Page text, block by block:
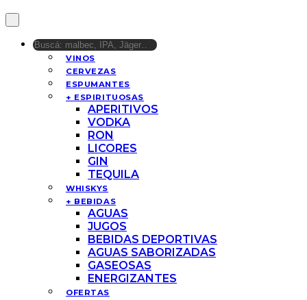
VINOS
CERVEZAS
ESPUMANTES
+ ESPIRITUOSAS
APERITIVOS
VODKA
RON
LICORES
GIN
TEQUILA
WHISKYS
+ BEBIDAS
AGUAS
JUGOS
BEBIDAS DEPORTIVAS
AGUAS SABORIZADAS
GASEOSAS
ENERGIZANTES
OFERTAS